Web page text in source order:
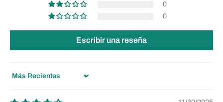
0
0
Escribir una reseña
Sort by